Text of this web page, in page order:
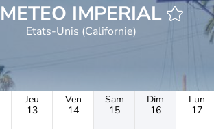
METEO IMPERIAL
Etats-Unis (Californie)
Jeu
13
Ven
14
Sam
15
Dim
16
Lun
17